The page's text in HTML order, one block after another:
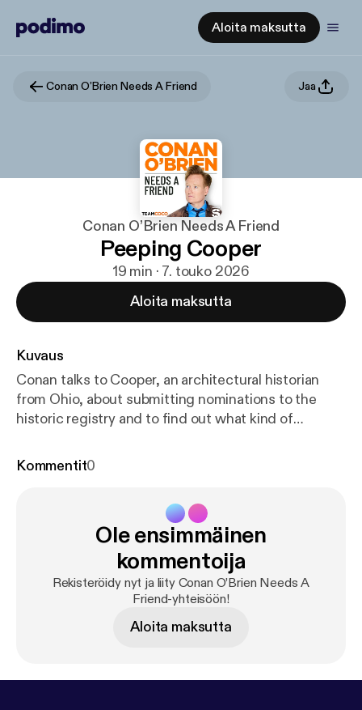
Aloita maksutta
Conan O’Brien Needs A Friend Jaa
Conan O’Brien Needs A Friend
Peeping Cooper
19 min · 7. touko 2026
Aloita maksutta
Kuvaus
Conan talks to Cooper, an architectural historian
from Ohio, about submitting nominations to the
historic registry and to find out what kind of
talk to Conan? Submit here: teamcoco.com/apply [
with the SiriusXM App! Get 3 months free using this
https://siriusxm.com/conan[https://siriusx
company. See pcm.adswizz.com [https://pcm.adswi
] for information about our collection and use
Kommentit0
Ole ensimmäinen
kommentoija
Rekisteröidy nyt ja liity Conan O’Brien Needs A
Friend-yhteisöön!
Aloita maksutta